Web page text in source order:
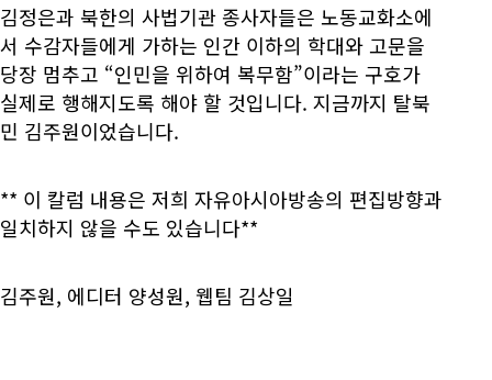
김정은과 북한의 사법기관 종사자들은 노동교화소에
서 수감자들에게 가하는 인간 이하의 학대와 고문을
당장 멈추고 “인민을 위하여 복무함”이라는 구호가
실제로 행해지도록 해야 할 것입니다. 지금까지 탈북
민 김주원이었습니다.
** 이 칼럼 내용은 저희 자유아시아방송의 편집방향과
일치하지 않을 수도 있습니다**
김주원, 에디터 양성원, 웹팀 김상일